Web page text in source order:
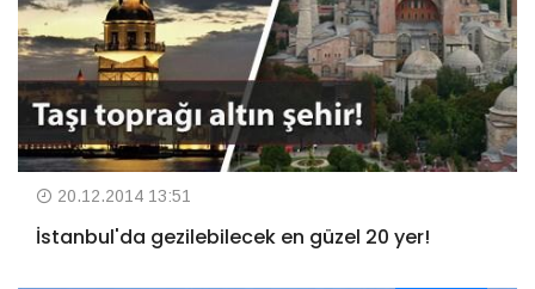
20.12.2014 13:51
İstanbul'da gezilebilecek en güzel 20 yer!